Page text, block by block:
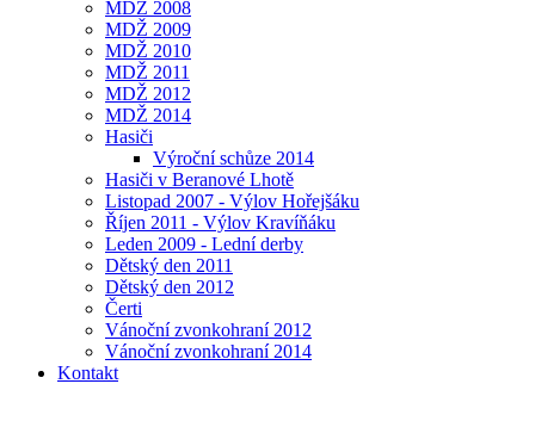
MDŽ 2008
MDŽ 2009
MDŽ 2010
MDŽ 2011
MDŽ 2012
MDŽ 2014
Hasiči
Výroční schůze 2014
Hasiči v Beranové Lhotě
Listopad 2007 - Výlov Hořejšáku
Říjen 2011 - Výlov Kravíňáku
Leden 2009 - Lední derby
Dětský den 2011
Dětský den 2012
Čerti
Vánoční zvonkohraní 2012
Vánoční zvonkohraní 2014
Kontakt